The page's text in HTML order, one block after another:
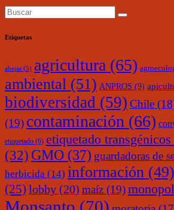
Etiquetas
abejas (5) agricultura (65)
ambiental (51) ANPROS (9)
biodiversidad (59) Chile
(19) contaminación (66)
etiquetado (6) etiquetado transgénicos
(32) GMO (37) guardadoras de
herbicida (14) información (49)
(25) lobby (20) maíz (19)